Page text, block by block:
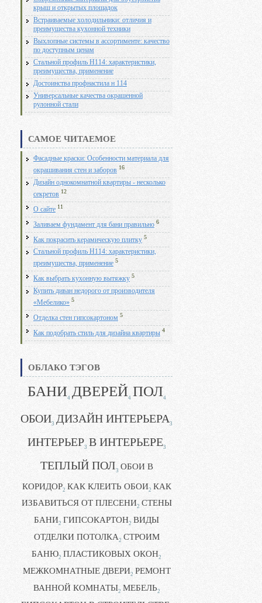
крыш и открытых площадок
Встраиваемые холодильники: отличия и
преимущества кухонной техники
Выхлопные системы в ассортименте: качество
по доступным ценам
Стальной профиль Н114: характеристики,
преимущества, применение
Достоинства профнастила н 114
Универсальные качества окрашенной
рулонной стали
САМОЕ ЧИТАЕМОЕ
Фасадные краски: Особенности материала для
окрашивания стен и заборов 16
Дизайн однокомнатной квартиры - несколько
секретов 12
О сайте 11
Заливаем фундамент для бани правильно 6
Как покрасить керамическую плитку 5
Стальной профиль Н114: характеристики,
преимущества, применение 5
Как выбрать кухонную вытяжку 5
Купить диван недорого от производителя
«Мебелико» 5
Отделка стен гипсокартоном 5
Как подобрать стиль для дизайна квартиры 4
ОБЛАКО ТЭГОВ
БАНИ4 ДВЕРЕЙ4 ПОЛ4
ОБОИ3 ДИЗАЙН ИНТЕРЬЕРА3
ИНТЕРЬЕР3 В ИНТЕРЬЕРЕ3
ТЕПЛЫЙ ПОЛ3 ОБОИ В
КОРИДОР2 КАК КЛЕИТЬ ОБОИ2 КАК
ИЗБАВИТЬСЯ ОТ ПЛЕСЕНИ2 СТЕНЫ
БАНИ2 ГИПСОКАРТОН2 ВИДЫ
ОТДЕЛКИ ПОТОЛКА2 СТРОИМ
БАНЮ2 ПЛАСТИКОВЫХ ОКОН2
МЕЖКОМНАТНЫЕ ДВЕРИ2 РЕМОНТ
ВАННОЙ КОМНАТЫ2 МЕБЕЛЬ2